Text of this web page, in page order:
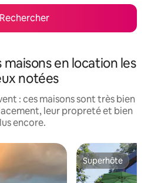
Rechercher
en location les
notées
: ces maisons sont très bien
leur propreté et bien
encore.
Superhôte
Superhôte